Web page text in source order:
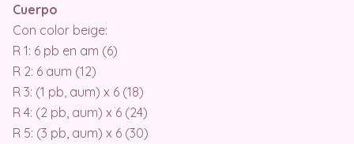
Cuerpo
Con color beige:
R 1: 6 pb en am (6)
R 2: 6 aum (12)
R 3: (1 pb, aum) x 6 (18)
R 4: (2 pb, aum) x 6 (24)
R 5: (3 pb, aum) x 6 (30)